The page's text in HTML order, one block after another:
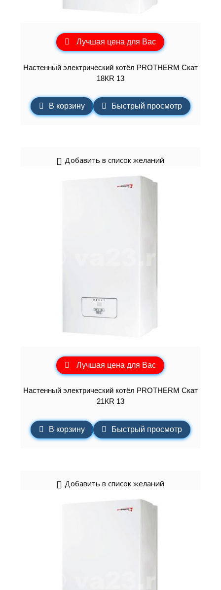
Лучшая цена для Вас
Настенный электрический котёл PROTHERM Скат
18КR 13
В корзину Быстрый просмотр
Добавить в список желаний
Лучшая цена для Вас
Настенный электрический котёл PROTHERM Скат
21КR 13
В корзину Быстрый просмотр
Добавить в список желаний